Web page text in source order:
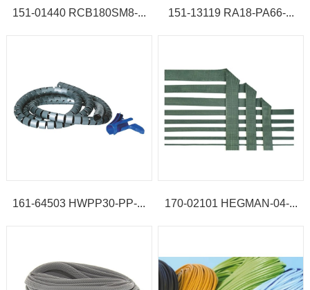
151-01440 RCB180SM8-... 151-13119 RA18-PA66-...
161-64503 HWPP30-PP-... 170-02101 HEGMAN-04-...